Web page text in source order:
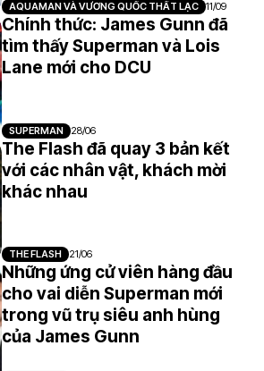
AQUAMAN VÀ VƯƠNG QUỐC THẤT LẠC 11/09
Chính thức: James Gunn đã
tìm thấy Superman và Lois
Lane mới cho DCU
SUPERMAN 28/06
The Flash đã quay 3 bản kết
với các nhân vật, khách mời
khác nhau
THE FLASH 21/06
Những ứng cử viên hàng đầu
cho vai diễn Superman mới
trong vũ trụ siêu anh hùng
của James Gunn